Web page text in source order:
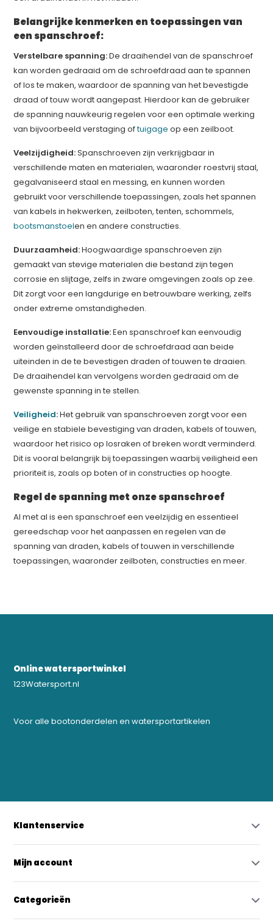
Belangrijke kenmerken en toepassingen van
een spanschroef:
Verstelbare spanning:De draaihendel van de spanschroef
kan worden gedraaid om de schroefdraad aan te spannen
of los te maken, waardoor de spanning van het bevestigde
draad of touw wordt aangepast. Hierdoor kan de gebruiker
de spanning nauwkeurig regelen voor een optimale werking
van bijvoorbeeld verstaging oftuigage op een zeilboot.
Veelzijdigheid:Spanschroeven zijn verkrijgbaar in
verschillende maten en materialen, waaronder roestvrij staal,
gegalvaniseerd staal en messing, en kunnen worden
gebruikt voor verschillende toepassingen, zoals het spannen
van kabels in hekwerken, zeilboten, tenten, schommels,
bootsmanstoelen en andere constructies.
Duurzaamheid:Hoogwaardige spanschroeven zijn
gemaakt van stevige materialen die bestand zijn tegen
corrosie en slijtage, zelfs in zware omgevingen zoals op zee.
Dit zorgt voor een langdurige en betrouwbare werking, zelfs
onder extreme omstandigheden.
Eenvoudige installatie:Een spanschroef kan eenvoudig
worden geïnstalleerd door de schroefdraad aan beide
uiteinden in de te bevestigen draden of touwen te draaien.
De draaihendel kan vervolgens worden gedraaid om de
gewenste spanning in te stellen.
Veiligheid:Het gebruik van spanschroeven zorgt voor een
veilige en stabiele bevestiging van draden, kabels of touwen,
waardoor het risico op losraken of breken wordt verminderd.
Dit is vooral belangrijk bij toepassingen waarbij veiligheid een
prioriteit is, zoals op boten of in constructies op hoogte.
Regel de spanning met onze spanschroef
Al met al is een spanschroef een veelzijdig en essentieel
gereedschap voor het aanpassen en regelen van de
spanning van draden, kabels of touwen in verschillende
toepassingen, waaronder zeilboten, constructies en meer.
Online watersportwinkel
123Watersport.nl
Voor alle bootonderdelen en watersportartikelen
Klantenservice
Mijn account
Categorieën